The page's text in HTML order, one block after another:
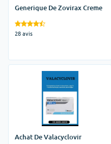
Generique De Zovirax Creme
28 avis
Achat De Valacyclovir